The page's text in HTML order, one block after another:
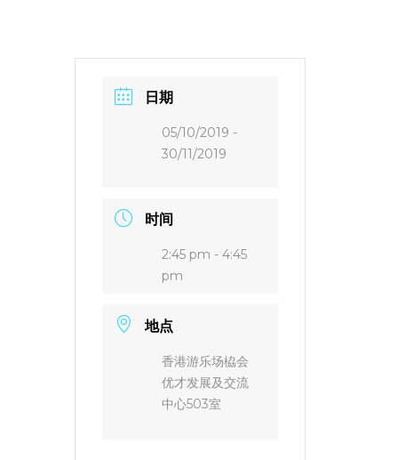
日期
05/10/2019 -
30/11/2019
时间
2:45 pm - 4:45
pm
地点
香港游乐场栛会
优才发展及交流
中心503室